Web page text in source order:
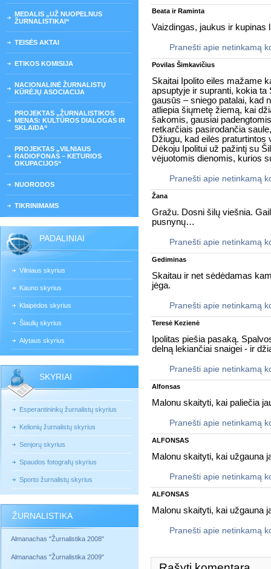
MEDALIS „UŽ NUOPELNUS
ŽURNALISTIKAI“
TEISĖS AKTAI
ETIKOS KOMISIJA
NACIONALINĖ ŽURNALISTŲ
KŪRĖJŲ ASOCIACIJA
PROJEKTAS „ŽURNALISTIKOS
MENAS: KULTŪROS DIALOGAS IR
SKLAIDA“
PROJEKTAS „VILNIAUS
RADIOFONAS – KETURIOS
OKUPACIJOS“
NUORODOS
TIKRINIMAMS
PADALINIAI
Vilniaus skyrius
Kauno skyrius
Klaipėdos skyrius
Šiaulių skyrius
Alytaus skyrius
SKYRIAI
Esperantininkų žurnalistų skyrius
Kelionių žurnalistų skyrius
Senjorų skyrius
Spaudos fotografų skyrius
Sporto žurnalistų skyrius
ŽURNALISTIKA
Almanachas "Žurnalistika 2008"
Almanachas "Žurnalistika 2009"
Beata ir Raminta
Vaizdingas, jaukus ir
Pranešti apie netinkamą
Povilas Šimkavičius
Skaitai Ipolito eiles mažame
apsuptyje ir supranti, kokia ta
gausūs – sniego patalai, kad
atliepia šiųmetę žiemą, kai
šakomis, gausiai
retkarčiais pasirodančia
Džiugu, kad eilės
Dėkoju Ipolitui už pažintį su
vėjuotomis dienomis, kurios
Pranešti apie netinkamą
Žana
Gražu. Dosni šilų viešnia.
pusnynų…
Pranešti apie netinkamą
Gediminas
Skaitau ir net sėdėdamas
jėga.
Pranešti apie netinkamą
Teresė Kezienė
Ipolitas piešia pasaką.
delną lekiančiai snaigei - ir
Pranešti apie netinkamą
Alfonsas
Malonu skaityti, kai paliečia
Pranešti apie netinkamą
ALFONSAS
Malonu skaityti, kai užgauna
Pranešti apie netinkamą
ALFONSAS
Malonu skaityti, kai užgauna
Pranešti apie netinkamą